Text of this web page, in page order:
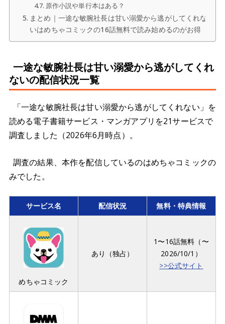
原作小説や単行本はある？
まとめ｜一途な敏腕社長は甘い溺愛から逃がしてくれな
いはめちゃコミックの16話無料で読み始めるのがお得
一途な敏腕社長は甘い溺愛から逃がしてくれ
ないの配信状況一覧
「一途な敏腕社長は甘い溺愛から逃がしてくれない」を
読める電子書籍サービス・マンガアプリを21サービスで
調査しました（2026年6月時点）。
調査の結果、本作を配信しているのはめちゃコミックの
みでした。
サービス名 配信状況 無料・特典情報
めちゃコミック
あり（独占）
1〜16話無料（〜
2026/10/1）
>>公式サイト